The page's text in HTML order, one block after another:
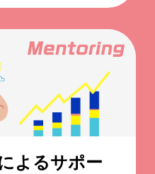
よるサポー